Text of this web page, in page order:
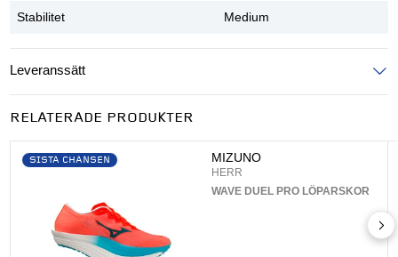
Stabilitet Medium
Leveranssätt
Ange postnummer för att se leveranssätt
RELATERADE PRODUKTER
SISTA CHANSEN MIZUNO
HERR
WAVE DUEL PRO LÖPARSKOR